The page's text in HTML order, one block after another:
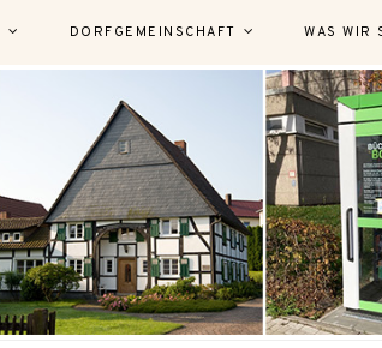
DORFGEMEINSCHAFT WAS WIR